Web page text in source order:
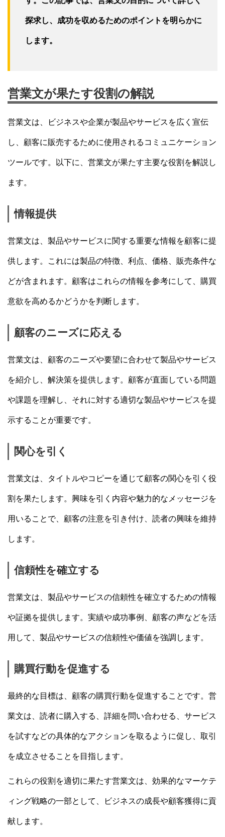
探求し、成功を収めるためのポイントを明らかに
します。
営業文が果たす役割の解説
営業文は、ビジネスや企業が製品やサービスを広く宣伝
し、顧客に販売するために使用されるコミュニケーション
ツールです。以下に、営業文が果たす主要な役割を解説し
ます。
情報提供
営業文は、製品やサービスに関する重要な情報を顧客に提
供します。これには製品の特徴、利点、価格、販売条件な
どが含まれます。顧客はこれらの情報を参考にして、購買
意欲を高めるかどうかを判断します。
顧客のニーズに応える
営業文は、顧客のニーズや要望に合わせて製品やサービス
を紹介し、解決策を提供します。顧客が直面している問題
や課題を理解し、それに対する適切な製品やサービスを提
示することが重要です。
関心を引く
営業文は、タイトルやコピーを通じて顧客の関心を引く役
割を果たします。興味を引く内容や魅力的なメッセージを
用いることで、顧客の注意を引き付け、読者の興味を維持
します。
信頼性を確立する
営業文は、製品やサービスの信頼性を確立するための情報
や証拠を提供します。実績や成功事例、顧客の声などを活
用して、製品やサービスの信頼性や価値を強調します。
購買行動を促進する
最終的な目標は、顧客の購買行動を促進することです。営
業文は、読者に購入する、詳細を問い合わせる、サービス
を試すなどの具体的なアクションを取るように促し、取引
を成立させることを目指します。
これらの役割を適切に果たす営業文は、効果的なマーケテ
ィング戦略の一部として、ビジネスの成長や顧客獲得に貢
献します。